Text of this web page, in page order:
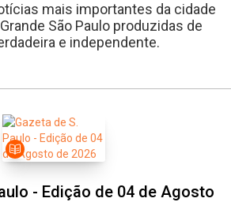
mais importantes da cidade
São Paulo produzidas de
e independente.
- Edição de 04 de Agosto